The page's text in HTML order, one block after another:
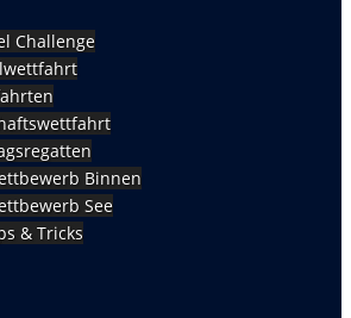
Challenge
Binnen
See
& Tricks